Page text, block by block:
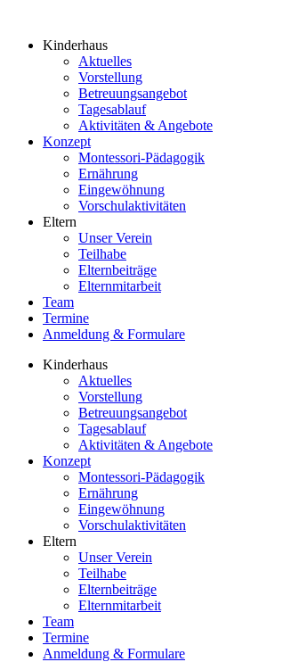
Kinderhaus
Aktuelles
Vorstellung
Betreuungsangebot
Tagesablauf
Aktivitäten & Angebote
Konzept
Montessori-Pädagogik
Ernährung
Eingewöhnung
Vorschulaktivitäten
Eltern
Unser Verein
Teilhabe
Elternbeiträge
Elternmitarbeit
Team
Termine
Anmeldung & Formulare
Kinderhaus
Aktuelles
Vorstellung
Betreuungsangebot
Tagesablauf
Aktivitäten & Angebote
Konzept
Montessori-Pädagogik
Ernährung
Eingewöhnung
Vorschulaktivitäten
Eltern
Unser Verein
Teilhabe
Elternbeiträge
Elternmitarbeit
Team
Termine
Anmeldung & Formulare